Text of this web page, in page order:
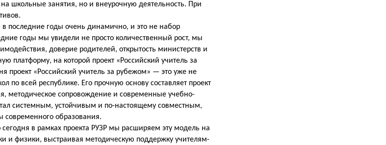
школьные занятия, но и внеурочную деятельность. При
в последние годы очень динамично, и это не набор
годы мы увидели не просто количественный рост, мы
доверие родителей, открытость министерств и
платформу, на которой проект «Российский учитель за
проект «Российский учитель за рубежом» — это уже не
по всей республике. Его прочную основу составляет проект
методическое сопровождение и современные учебно-
системным, устойчивым и по-настоящему совместным,
современного образования.
в рамках проекта РУЗР мы расширяем эту модель на
физики, выстраивая методическую поддержку учителям-